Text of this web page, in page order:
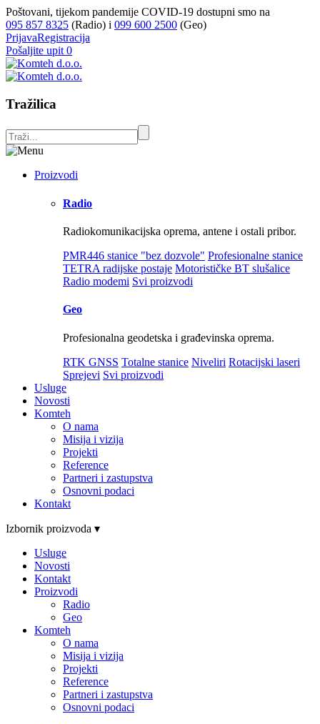
Poštovani, tijekom pandemije COVID-19 dostupni smo na
095 857 8325 (Radio) i 099 600 2500 (Geo)
PrijavaRegistracija
Pošaljite upit 0
Tražilica
Proizvodi
Radio
Radiokomunikacijska oprema, antene i ostali pribor.
PMR446 stanice "bez dozvole" Profesionalne stanice
TETRA radijske postaje Motorističke BT slušalice
Radio modemi Svi proizvodi
Geo
Profesionalna geodetska i građevinska oprema.
RTK GNSS Totalne stanice Niveliri Rotacijski laseri
Sprejevi Svi proizvodi
Usluge
Novosti
Komteh
O nama
Misija i vizija
Projekti
Reference
Partneri i zastupstva
Osnovni podaci
Kontakt
Izbornik proizvoda ▾
Usluge
Novosti
Kontakt
Proizvodi
Radio
Geo
Komteh
O nama
Misija i vizija
Projekti
Reference
Partneri i zastupstva
Osnovni podaci